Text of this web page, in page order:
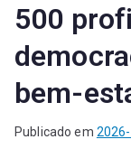
500
bem-
Publicado em